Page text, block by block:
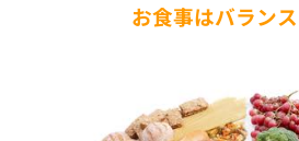
お食事はバランス